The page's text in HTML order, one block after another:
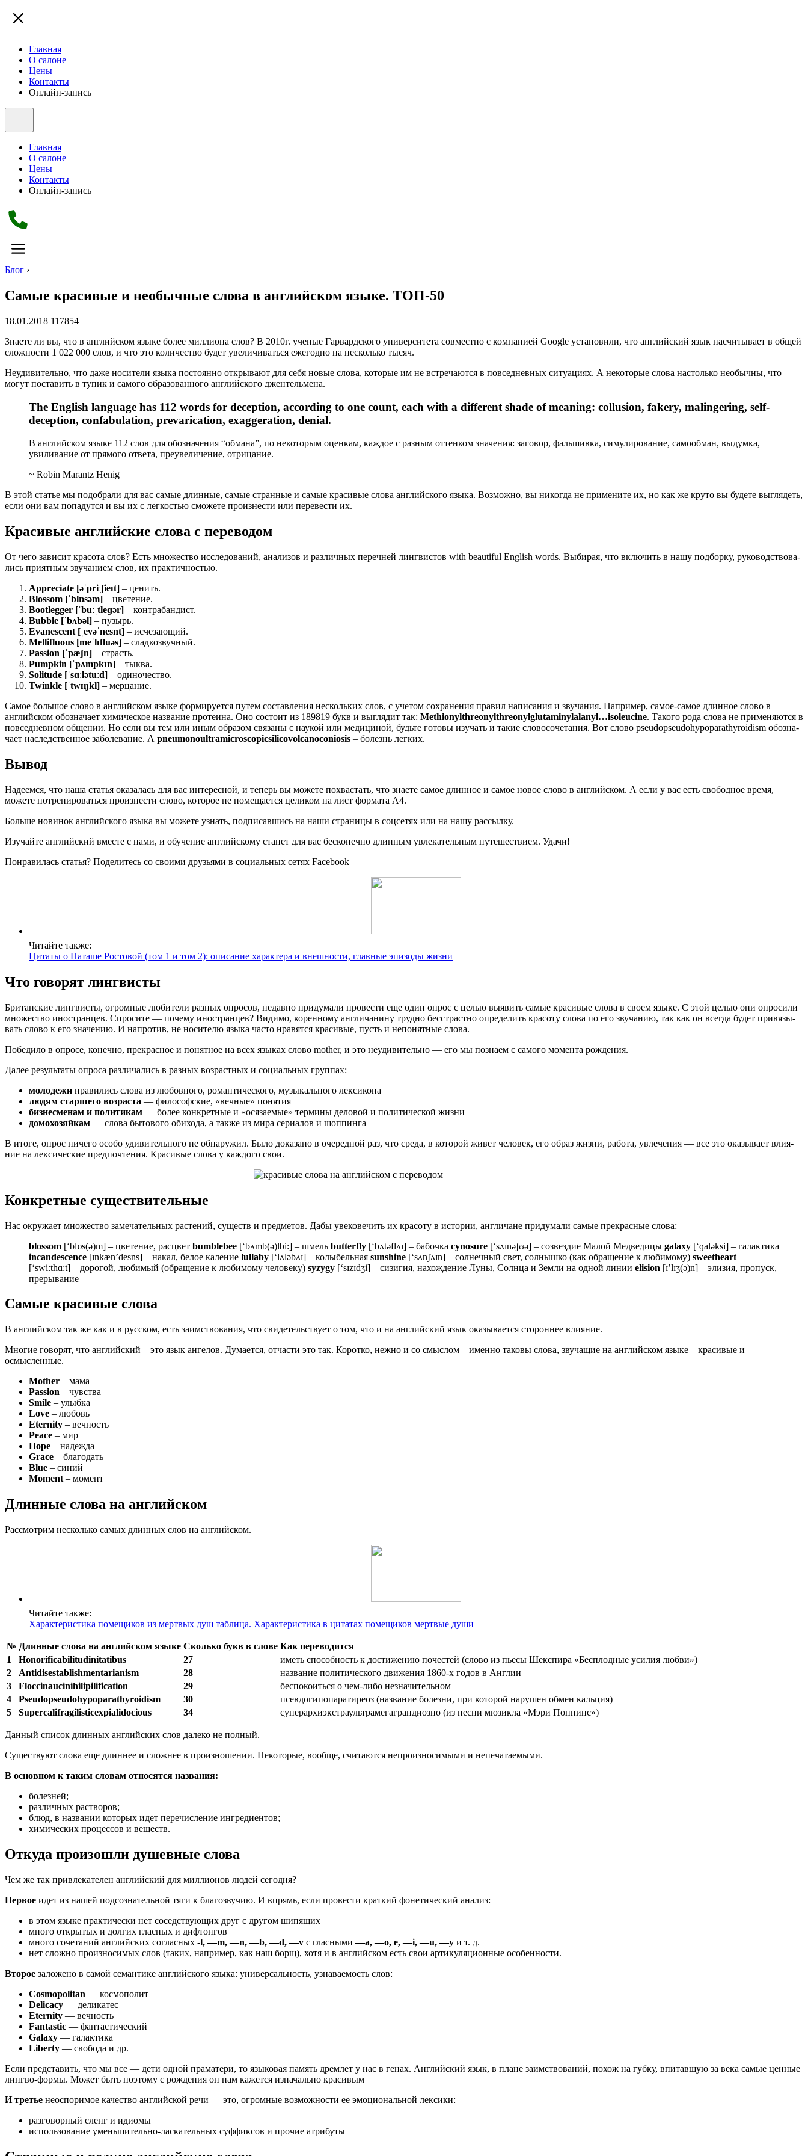
Главная
О салоне
Цены
Контакты
Онлайн-запись
Главная
О салоне
Цены
Контакты
Онлайн-запись
Блог ›
Самые красивые и необычные слова в английском языке. ТОП-50
18.01.2018 117854
Знаете ли вы, что в английском языке более миллиона слов? В 2010г. ученые Гарвардского университета совместно с компанией Google установили, что английский язык насчитывает в общей
сложности 1 022 000 слов, и что это количество будет увеличиваться ежегодно на несколько тысяч.
Неудивительно, что даже носители языка постоянно открывают для себя новые слова, которые им не встречаются в повседневных ситуациях. А некоторые слова настолько необычны, что
могут поставить в тупик и самого образованного английского джентельмена.
The English language has 112 words for deception, according to one count, each with a different shade of meaning: collusion, fakery, malingering, self-
deception, confabulation, prevarication, exaggeration, denial.
В английском языке 112 слов для обозначения “обмана”, по некоторым оценкам, каждое с разным оттенком значения: заговор, фальшивка, симулирование, самообман, выдумка,
увиливание от прямого ответа, преувеличение, отрицание.
~ Robin Marantz Henig
В этой статье мы подобрали для вас самые длинные, самые странные и самые красивые слова английского языка. Возможно, вы никогда не примените их, но как же круто вы будете выглядеть,
если они вам попадутся и вы их с легкостью сможете произнести или перевести их.
Красивые английские слова с переводом
От чего зави­сит кра­со­та слов? Есть мно­же­ство иссле­до­ва­ний, ана­ли­зов и раз­лич­ных переч­ней линг­ви­стов with beautiful English words. Выби­рая, что вклю­чить в нашу под­бор­ку, руко­вод­ство­ва­
лись при­ят­ным зву­ча­ни­ем слов, их практичностью.
Appreciate [əˈpriːʃieɪt] – ценить.
Blossom [ˈblɒsəm] – цветение.
Bootlegger [ˈbuːˌtleɡər] – контрабандист.
Bubble [ˈbʌbəl] – пузырь.
Evanescent [ˌevəˈnesnt] – исчезающий.
Mellifluous [meˈlɪfluəs] – сладкозвучный.
Passion [ˈpæʃn] – страсть.
Pumpkin [ˈpʌmpkɪn] – тыква.
Solitude [ˈsɑːlətuːd] – одиночество.
Twinkle [ˈtwɪŋkl] – мерцание.
Самое боль­шое сло­во в англий­ском язы­ке фор­ми­ру­ет­ся путем состав­ле­ния несколь­ких слов, с уче­том сохра­не­ния пра­вил напи­са­ния и зву­ча­ния. Напри­мер, самое-самое длин­ное сло­во в
англий­ском обо­зна­ча­ет хими­че­ское назва­ние про­те­и­на. Оно состо­ит из 189819 букв и выгля­дит так: Methionylthreonylthreonylglutaminylalanyl…isoleucine. Тако­го рода сло­ва не при­ме­ня­ют­ся в
повсе­днев­ном обще­нии. Но если вы тем или иным обра­зом свя­за­ны с нау­кой или меди­ци­ной, будь­те гото­вы изу­чать и такие сло­во­со­че­та­ния. Вот сло­во pseudopseudohypoparathyroidism обо­зна­
ча­ет наслед­ствен­ное забо­ле­ва­ние. А pneumonoultramicroscopicsilicovolcanoconiosis – болезнь легких.
Вывод
Надеемся, что наша статья оказалась для вас интересной, и теперь вы можете похвастать, что знаете самое длинное и самое новое слово в английском. А если у вас есть свободное время,
можете потренироваться произнести слово, которое не помещается целиком на лист формата А4.
Больше новинок английского языка вы можете узнать, подписавшись на наши страницы в соцсетях или на нашу рассылку.
Изучайте английский вместе с нами, и обучение английскому станет для вас бесконечно длинным увлекательным путешествием. Удачи!
Понравилась статья? Поделитесь со своими друзьями в социальных сетях Facebook
Читайте также:
Цитаты о Наташе Ростовой (том 1 и том 2): описание характера и внешности, главные эпизоды жизни
Что говорят лингвисты
Бри­тан­ские линг­ви­сты, огром­ные люби­те­ли раз­ных опро­сов, недав­но при­ду­ма­ли про­ве­сти еще один опрос с целью выявить самые кра­си­вые сло­ва в сво­ем язы­ке. С этой целью они опро­си­ли
мно­же­ство ино­стран­цев. Спро­си­те — поче­му ино­стран­цев? Види­мо, корен­но­му англи­ча­ни­ну труд­но бес­страст­но опре­де­лить кра­со­ту сло­ва по его зву­ча­нию, так как он все­гда будет при­вя­зы­
вать сло­во к его зна­че­нию. И напро­тив, не носи­те­лю язы­ка часто нра­вят­ся кра­си­вые, пусть и непо­нят­ные слова.
Побе­ди­ло в опро­се, конеч­но, пре­крас­ное и понят­ное на всех язы­ках сло­во mother, и это неуди­ви­тель­но — его мы позна­ем с само­го момен­та рождения.
Далее резуль­та­ты опро­са раз­ли­ча­лись в раз­ных воз­раст­ных и соци­аль­ных группах:
моло­де­жи нра­ви­лись сло­ва из любов­но­го, роман­ти­че­ско­го, музы­каль­но­го лексикона
людям стар­ше­го воз­рас­та — фило­соф­ские, «веч­ные» понятия
биз­не­сме­нам и поли­ти­кам — более кон­крет­ные и «ося­за­е­мые» тер­ми­ны дело­вой и поли­ти­че­ской жизни
домо­хо­зяй­кам — сло­ва быто­во­го оби­хо­да, а так­же из мира сери­а­лов и шоппинга
В ито­ге, опрос ниче­го осо­бо уди­ви­тель­но­го не обна­ру­жил. Было дока­за­но в оче­ред­ной раз, что сре­да, в кото­рой живет чело­век, его образ жиз­ни, рабо­та, увле­че­ния — все это ока­зы­ва­ет вли­я­
ние на лек­си­че­ские пред­по­чте­ния. Кра­си­вые сло­ва у каж­до­го свои.
Конкретные существительные
Нас окружает множество замечательных растений, существ и предметов. Дабы увековечить их красоту в истории, англичане придумали самые прекрасные слова:
blossom [‘blɒs(ə)m] – цветение, расцвет bumblebee [‘bʌmb(ə)lbi:] – шмель butterfly [‘bʌtəflʌɪ] – бабочка cynosure [‘sʌɪnəʃʊə] – созвездие Малой Медведицы galaxy [‘ɡaləksi] – галактика
incandescence [ɪnkæn’desns] – накал, белое каление lullaby [‘lʌləbʌɪ] – колыбельная sunshine [‘sʌnʃʌɪn] – солнечный свет, солнышко (как обращение к любимому) sweetheart
[‘swi:thɑ:t] – дорогой, любимый (обращение к любимому человеку) syzygy [‘sɪzɪdʒi] – сизигия, нахождение Луны, Солнца и Земли на одной линии elision [ɪ’lɪʒ(ə)n] – элизия, пропуск,
прерывание
Самые красивые слова
В англий­ском так же как и в рус­ском, есть заим­ство­ва­ния, что сви­де­тель­ству­ет о том, что и на англий­ский язык ока­зы­ва­ет­ся сто­рон­нее влияние.
Мно­гие гово­рят, что англий­ский – это язык анге­лов. Дума­ет­ся, отча­сти это так. Корот­ко, неж­но и со смыс­лом – имен­но тако­вы сло­ва, зву­ча­щие на англий­ском язы­ке – кра­си­вые и
осмысленные.
Mother – мама
Passion – чувства
Smile – улыбка
Love – любовь
Eternity – вечность
Peace – мир
Hope – надежда
Grace – благодать
Blue – синий
Moment – момент
Длинные слова на английском
Рассмотрим несколько самых длинных слов на английском.
Читайте также:
Характеристика помещиков из мертвых душ таблица. Характеристика в цитатах помещиков мертвые души
№ Длинные слова на английском языке Сколько букв в слове Как переводится
1
Honorificabilitudinitatibus 27
иметь способность к достижению почестей (слово из пьесы Шекспира «Бесплодные усилия любви»)
2
Antidisestablishmentarianism 28
название политического движения 1860-х годов в Англии
3
Floccinaucinihilipilification 29
беспокоиться о чем-либо незначительном
4
Pseudopseudohypoparathyroidism 30
псевдогипопаратиреоз (название болезни, при которой нарушен обмен кальция)
5
Supercalifragilisticexpialidocious 34 суперархиэкстраультрамегаграндиозно (из песни мюзикла «Мэри Поппинс»)
Данный список длинных английских слов далеко не полный.
Существуют слова еще длиннее и сложнее в произношении. Некоторые, вообще, считаются непроизносимыми и непечатаемыми.
В основном к таким словам относятся названия:
болезней;
различных растворов;
блюд, в названии которых идет перечисление ингредиентов;
химических процессов и веществ.
Откуда произошли душевные слова
Чем же так при­вле­ка­те­лен англий­ский для мил­ли­о­нов людей сегодня?
Пер­вое идет из нашей под­со­зна­тель­ной тяги к бла­го­зву­чию. И впрямь, если про­ве­сти крат­кий фоне­ти­че­ский анализ:
в этом язы­ке прак­ти­че­ски нет сосед­ству­ю­щих друг с дру­гом шипящих
мно­го откры­тых и дол­гих глас­ных и дифтонгов
мно­го соче­та­ний англий­ских соглас­ных -l, —m, —n, —b, —d, —v с глас­ны­ми—a, —o, e, —i, —u, —y и т. д.
нет слож­но про­из­но­си­мых слов (таких, напри­мер, как наш борщ), хотя и в англий­ском есть свои арти­ку­ля­ци­он­ные особенности.
Вто­рое зало­же­но в самой семан­ти­ке англий­ско­го язы­ка: уни­вер­саль­ность, узна­ва­е­мость слов:
Cosmopolitan — кос­мо­по­лит
Delicacy — дели­ка­тес
Eternity — вечность
Fantastic — фан­та­сти­че­ский
Galaxy — галактика
Liberty — сво­бо­да и др.
Если пред­ста­вить, что мы все — дети одной пра­ма­те­ри, то язы­ко­вая память дрем­лет у нас в генах. Англий­ский язык, в плане заим­ство­ва­ний, похож на губ­ку, впи­тав­шую за века самые цен­ные
линг­во-фор­мы. Может быть поэто­му с рож­де­ния он нам кажет­ся изна­чаль­но красивым
И тре­тье неоспо­ри­мое каче­ство англий­ской речи — это, огром­ные воз­мож­но­сти ее эмо­ци­о­наль­ной лексики:
раз­го­вор­ный сленг и идиомы
исполь­зо­ва­ние умень­ши­тель­но-лас­ка­тель­ных суф­фик­сов и про­чие атрибуты